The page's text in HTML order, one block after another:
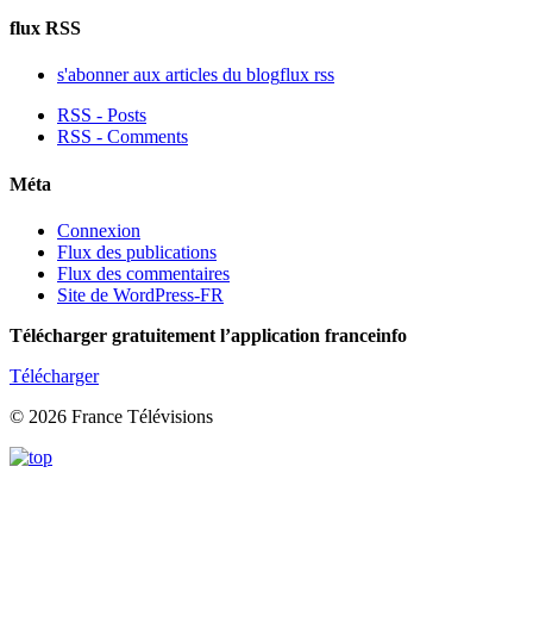
flux RSS
s'abonner aux articles du blogflux rss
RSS - Posts
RSS - Comments
Méta
Connexion
Flux des publications
Flux des commentaires
Site de WordPress-FR
Télécharger gratuitement l’application franceinfo
Télécharger
© 2026 France Télévisions